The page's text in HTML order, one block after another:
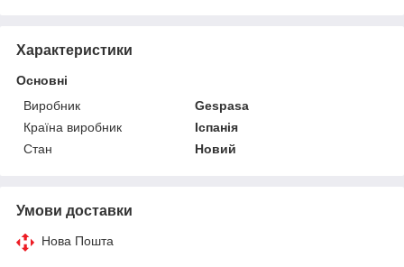
Характеристики
Основні
Виробник
Gespasa
Країна виробник
Іспанія
Стан
Новий
Умови доставки
Нова Пошта